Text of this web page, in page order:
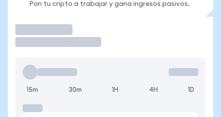
Pon tu cripto a trabajar y gana ingresos pasivos.
15m 30m 1H 4H 1D